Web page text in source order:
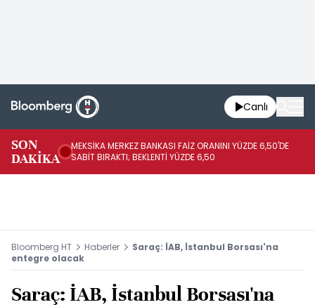
Canlı
SON
DAKİKA
MEKSİKA MERKEZ BANKASI FAİZ ORANINI YÜZDE 6,50'DE
SABİT BIRAKTI; BEKLENTİ YÜZDE 6,50
Bloomberg HT Haberler
Saraç: İAB, İstanbul Borsası'na
entegre olacak
Saraç: İAB, İstanbul Borsası'na